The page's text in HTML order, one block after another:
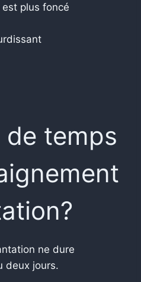
plus foncé
temps
ne dure
deux jours.